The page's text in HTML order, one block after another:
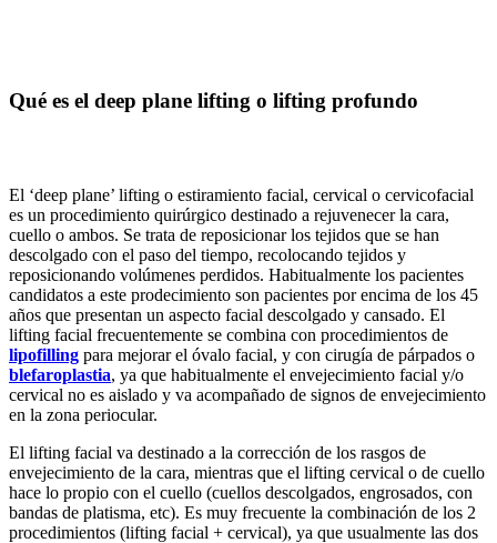
Qué es el deep plane lifting o lifting profundo
El ‘deep plane’ lifting o estiramiento facial, cervical o cervicofacial
es un procedimiento quirúrgico destinado a rejuvenecer la cara,
cuello o ambos. Se trata de reposicionar los tejidos que se han
descolgado con el paso del tiempo, recolocando tejidos y
reposicionando volúmenes perdidos. Habitualmente los pacientes
candidatos a este prodecimiento son pacientes por encima de los 45
años que presentan un aspecto facial descolgado y cansado. El
lifting facial frecuentemente se combina con procedimientos de
lipofilling para mejorar el óvalo facial, y con cirugía de párpados o
blefaroplastia, ya que habitualmente el envejecimiento facial y/o
cervical no es aislado y va acompañado de signos de envejecimiento
en la zona periocular.
El lifting facial va destinado a la corrección de los rasgos de
envejecimiento de la cara, mientras que el lifting cervical o de cuello
hace lo propio con el cuello (cuellos descolgados, engrosados, con
bandas de platisma, etc). Es muy frecuente la combinación de los 2
procedimientos (lifting facial + cervical), ya que usualmente las dos